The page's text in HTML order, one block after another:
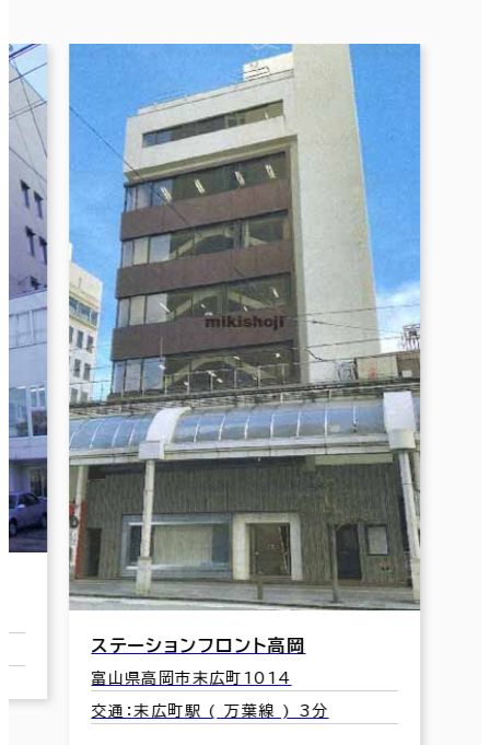
ステーションフロント高岡
富山県高岡市末広町1014
交通：末広町駅 ( 万葉線 ) 3分